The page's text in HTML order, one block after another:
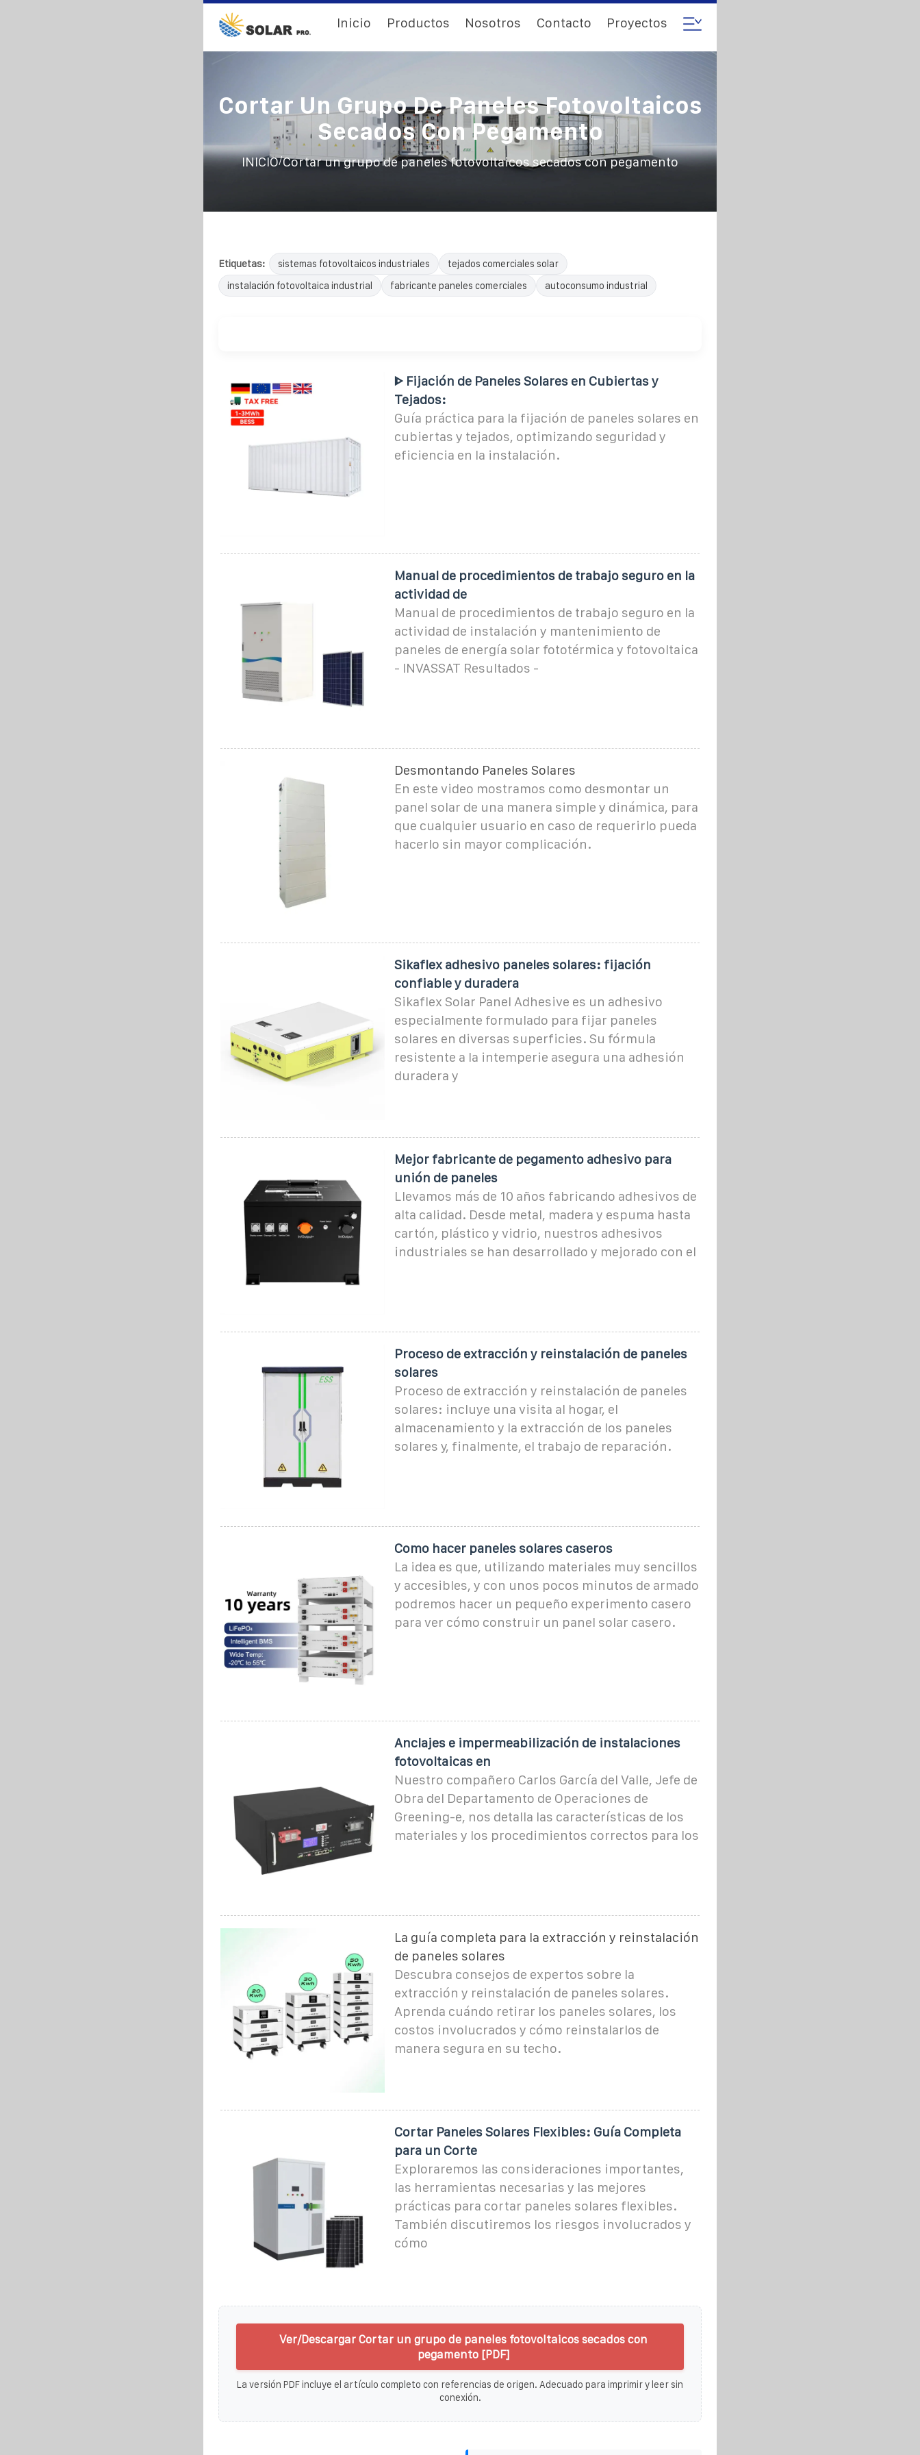
Inicio Productos Nosotros Contacto Proyectos
Cortar Un Grupo De Paneles Fotovoltaicos
Secados Con Pegamento
INICIO/Cortar un grupo de paneles fotovoltaicos secados con pegamento
Etiquetas: sistemas fotovoltaicos industriales
tejados comerciales solar
instalación fotovoltaica industrial
fabricante paneles comerciales autoconsumo industrial
ᐈ Fijación de Paneles Solares en Cubiertas y
Tejados:
Guía práctica para la fijación de paneles solares en
cubiertas y tejados, optimizando seguridad y
eficiencia en la instalación.
Manual de procedimientos de trabajo seguro en la
actividad de
Manual de procedimientos de trabajo seguro en la
actividad de instalación y mantenimiento de
paneles de energía solar fototérmica y fotovoltaica
- INVASSAT Resultados -
Desmontando Paneles Solares
En este video mostramos como desmontar un
panel solar de una manera simple y dinámica, para
que cualquier usuario en caso de requerirlo pueda
hacerlo sin mayor complicación.
Sikaflex adhesivo paneles solares: fijación
confiable y duradera
Sikaflex Solar Panel Adhesive es un adhesivo
especialmente formulado para fijar paneles
solares en diversas superficies. Su fórmula
resistente a la intemperie asegura una adhesión
duradera y
Mejor fabricante de pegamento adhesivo para
unión de paneles
Llevamos más de 10 años fabricando adhesivos de
alta calidad. Desde metal, madera y espuma hasta
cartón, plástico y vidrio, nuestros adhesivos
industriales se han desarrollado y mejorado con el
Proceso de extracción y reinstalación de paneles
solares
Proceso de extracción y reinstalación de paneles
solares: incluye una visita al hogar, el
almacenamiento y la extracción de los paneles
solares y, finalmente, el trabajo de reparación.
Como hacer paneles solares caseros
La idea es que, utilizando materiales muy sencillos
y accesibles, y con unos pocos minutos de armado
podremos hacer un pequeño experimento casero
para ver cómo construir un panel solar casero.
Anclajes e impermeabilización de instalaciones
fotovoltaicas en
Nuestro compañero Carlos García del Valle, Jefe de
Obra del Departamento de Operaciones de
Greening-e, nos detalla las características de los
materiales y los procedimientos correctos para los
La guía completa para la extracción y reinstalación
de paneles solares
Descubra consejos de expertos sobre la
extracción y reinstalación de paneles solares.
Aprenda cuándo retirar los paneles solares, los
costos involucrados y cómo reinstalarlos de
manera segura en su techo.
Cortar Paneles Solares Flexibles: Guía Completa
para un Corte
Exploraremos las consideraciones importantes,
las herramientas necesarias y las mejores
prácticas para cortar paneles solares flexibles.
También discutiremos los riesgos involucrados y
cómo
Ver/Descargar Cortar un grupo de paneles fotovoltaicos secados con
pegamento [PDF]
La versión PDF incluye el artículo completo con referencias de origen. Adecuado para imprimir y leer sin
conexión.